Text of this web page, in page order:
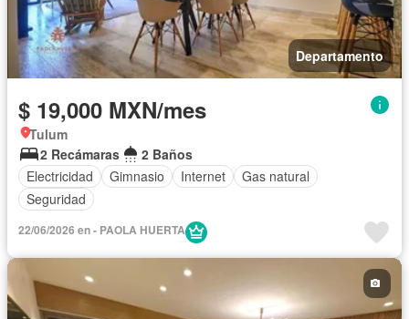
Departamento
$ 19,000 MXN/mes
Tulum
2 Recámaras
2 Baños
Electricidad
Gimnasio Internet
Gas natural
Seguridad
22/06/2026 en - PAOLA HUERTA